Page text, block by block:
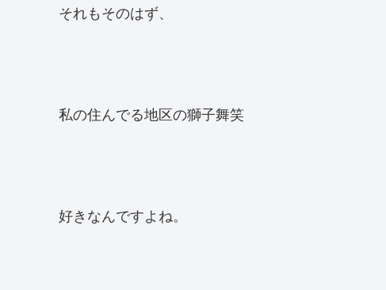
それもそのはず、
私の住んでる地区の獅子舞笑
好きなんですよね。